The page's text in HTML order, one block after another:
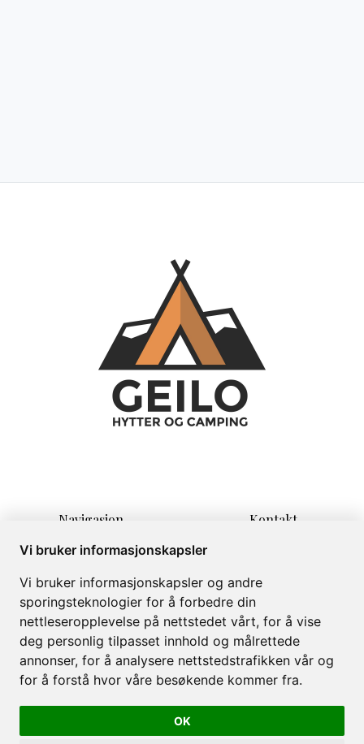
Vi bruker informasjonskapsler
Vi bruker informasjonskapsler og andre
sporingsteknologier for å forbedre din
nettleseropplevelse på nettstedet vårt, for å vise
deg personlig tilpasset innhold og målrettede
annonser, for å analysere nettstedstrafikken vår og
for å forstå hvor våre besøkende kommer fra.
OK
Navigasjon
Hjem
Informasjon
Om
Galleri
Kontakt
info@campinggeilo.no
+47 57999999
Geilo Hytter & Camping AS © 2026